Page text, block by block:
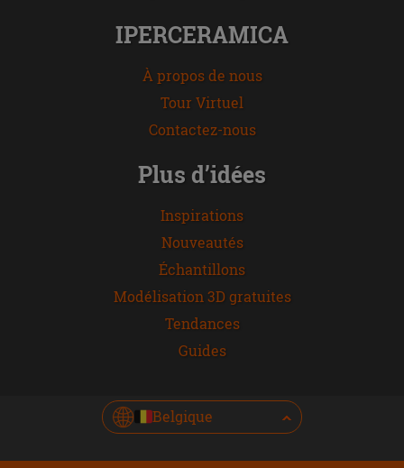
IPERCERAMICA
À propos de nous
Tour Virtuel
Contactez-nous
Plus d’idées
Inspirations
Nouveautés
Échantillons
Modélisation 3D gratuites
Tendances
Guides
Belgique